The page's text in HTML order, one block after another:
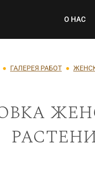
О НАС
ГАЛЕРЕЯ РАБОТ